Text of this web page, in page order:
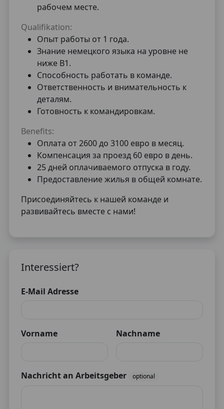
рабочем месте.
Qualifikation:
Опыт работы от 1 года.
Знание немецкого языка на уровне не
ниже B1.
Способность работать в команде.
Ответственность и внимательность к
деталям.
Готовность к командировкам.
Benefits:
Оплата от 2600 до 3100 евро в месяц.
Компенсация за проезд 60 евро в день.
25 дней оплачиваемого отпуска в году.
Предоставление жилья в общей комнате.
Присоединяйтесь к нашей команде и
развивайтесь вместе с нами!
Interessiert?
E-Mail Adresse
Vorname Nachname
Nachricht an Arbeitsgeber optional